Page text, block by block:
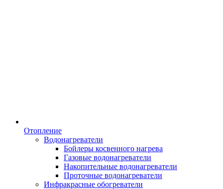
Отопление
Водонагреватели
Бойлеры косвенного нагрева
Газовые водонагреватели
Накопительные водонагреватели
Проточные водонагреватели
Инфракрасные обогреватели